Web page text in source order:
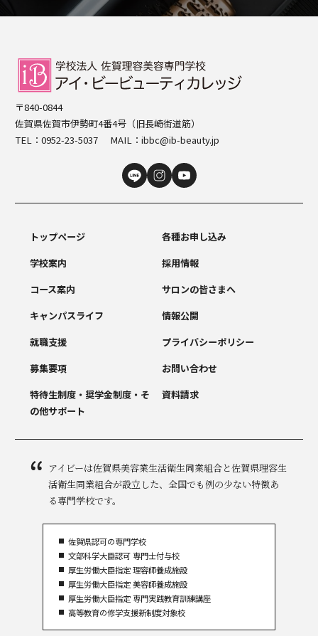
〒840-0844
佐賀県佐賀市伊勢町4番4号（旧長崎街道筋）
TEL： 0952-23-5037 MAIL： ibbc@ib-beauty.jp
トップページ
学校案内
コース案内
キャンパスライフ
就職支援
募集要項
特待生制度・奨学金制度・ そ
の他サポート
各種お申し込み
採用情報
サロンの皆さまへ
情報公開
プライバシーポリシー
お問い合わせ
資料請求
アイビーは佐賀県美容業生活衛生同業組合と佐賀県理容生
活衛生同業組合が設立した、全国でも例の少ない特徴あ
る専門学校です。
佐賀県認可の専門学校
文部科学大臣認可 専門士付与校
厚生労働大臣指定 理容師養成施設
厚生労働大臣指定 美容師養成施設
厚生労働大臣指定 専門実践教育訓練講座
高等教育の修学支援新制度対象校